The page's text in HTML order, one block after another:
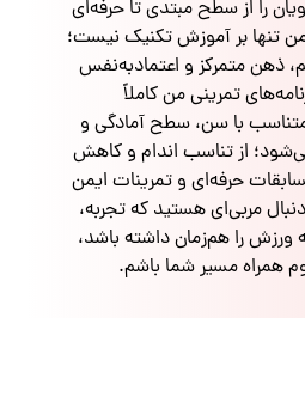
را از سطح مبتدی تا حرفه‌ای
تنها بر آموزش تکنیک نیست؛
ذهن متمرکز و اعتمادبه‌نفس
تمرینی من کاملاً
با سن، سطح آمادگی و
از تناسب اندام و کاهش
حرفه‌ای و تمرینات ایمن
مربی‌ای هستید که تجربه،
ورزش را هم‌زمان داشته باشد،
مسیر شما باشم.